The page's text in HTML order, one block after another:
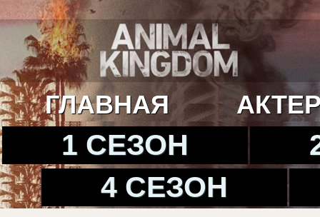
ГЛАВНАЯ
1 СЕЗОН
4 СЕЗОН